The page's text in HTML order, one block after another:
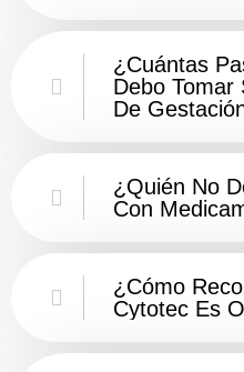
¿Cuántas
Debo Tomar
De
¿Quién No
Con
¿Cómo
Cytotec Es